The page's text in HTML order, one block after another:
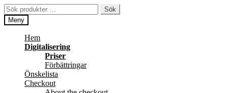
Hoppa
till
navigering
Hoppa
till
innehåll
Sök
efter:
Sök
Meny
Hem
Digitalisering
Priser
Förbättringar
Önskelista
Checkout